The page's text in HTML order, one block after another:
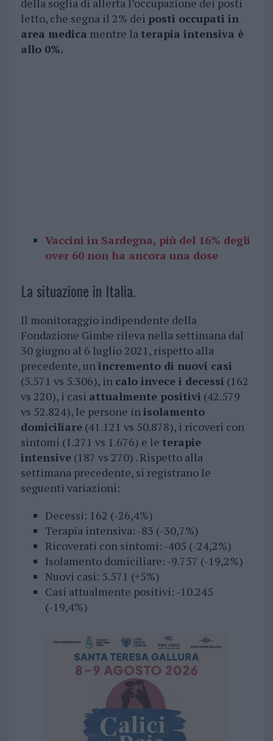
della soglia di allerta l’occupazione dei posti
letto, che segna il 2% dei posti occupati in
area medica mentre la terapia intensiva è
allo 0%.
Vaccini in Sardegna, più del 16% degli
over 60 non ha ancora una dose
La situazione in Italia.
Il monitoraggio indipendente della
Fondazione Gimbe rileva nella settimana dal
30 giugno al 6 luglio 2021, rispetto alla
precedente, unincremento di nuovi casi
(5.571 vs 5.306), in calo invece i decessi (162
vs 220), i casi attualmente positivi (42.579
vs 52.824), le persone inisolamento
domiciliare(41.121 vs 50.878), i ricoveri con
sintomi (1.271 vs 1.676) e le terapie
intensive(187 vs 270) . Rispetto alla
settimana precedente, si registrano le
seguenti variazioni:
Decessi: 162 (-26,4%)
Terapia intensiva: -83 (-30,7%)
Ricoverati con sintomi: -405 (-24,2%)
Isolamento domiciliare: -9.757 (-19,2%)
Nuovi casi: 5.571 (+5%)
Casi attualmente positivi: -10.245
(-19,4%)